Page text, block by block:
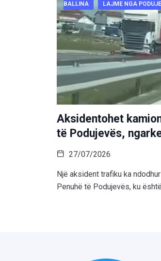
BALLINA LAJME NGA
Aksidentohet
të Podujevës,
27/07/2026
Një aksident trafiku ka
Penuhë të Podujevës, ku